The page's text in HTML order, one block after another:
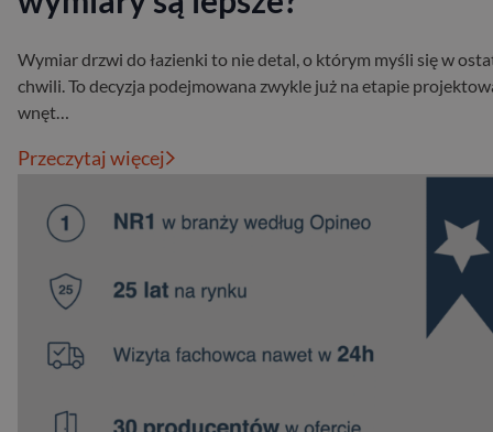
Wymiar drzwi do łazienki to nie detal, o którym myśli się w
chwili. To decyzja podejmowana zwykle już na etapie
wnęt…
Przeczytaj więcej